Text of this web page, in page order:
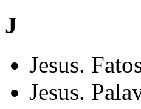
J
Jesus.
Jesus.